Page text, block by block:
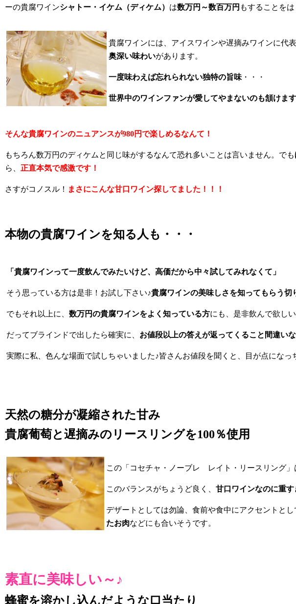
ーの貴腐ワインシャトー・イケム（ディケム） は数万円～数百万円 もすることをは
貴腐ワインには、アイスワインや遅摘みワインに代
奥深い味わいがあります。
一度味わえば忘れられない独特の旨味 ・・・
世界中のワインファンが愛してやまないのも頷けます
そんな貴腐ワインのニュアンスが980円で楽しめるなんて！
もちろん数万円のディケムと同じ味がするなんて恐れ多いことは言いません。でも
ら、 正直本気で感激です！
さすがコノスル！ まさにこんな甘口ワイン探してました！！！
本物の貴腐ワインを知る人も・・・
「貴腐ワインって一度飲んでみたいけど、高価だから中々試してみれなくて」
そう思っている方は是非！お試し下さい♪貴腐ワインの美味しさを知ってもらう切
でもそれ以上に、 数万円の貴腐ワインをよく知っている方にも、是非飲んで欲し
だってブラインドで出したら確実に、 お値段以上の答えが返ってくること間違い
実際に私、色んな場面で試しちゃいました♪皆さんお値段を聞くと、目が点になっ
天然の糖分が凝縮された甘み
貴腐葡萄と遅摘みのリースリングを100％使用
この「コセチャ・ノーブレ レイト・リースリング」
このバランスがちょうど良く、 甘口ワインなのに重
デザートとしては勿論、食前や食中にアクセントと
たお肉などにも合いそうです。
素直に美味しい～♪
蜂蜜を溶かし込んだような口当たり